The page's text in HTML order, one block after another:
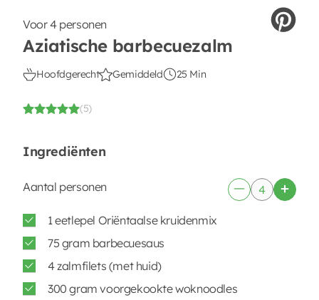
Voor 4 personen
Aziatische barbecuezalm
Hoofdgerecht Gemiddeld 25 Min
(5)
Ingrediënten
Aantal personen
1 eetlepel Oriëntaalse kruidenmix
75 gram barbecuesaus
4 zalmfilets (met huid)
300 gram voorgekookte woknoodles